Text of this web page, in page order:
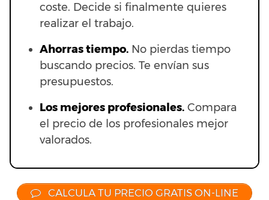
coste. Decide si finalmente quieres
realizar el trabajo.
Ahorras tiempo. No pierdas tiempo
buscando precios. Te envían sus
presupuestos.
Los mejores profesionales. Compara
el precio de los profesionales mejor
valorados.
CALCULA TU PRECIO GRATIS ON-LINE